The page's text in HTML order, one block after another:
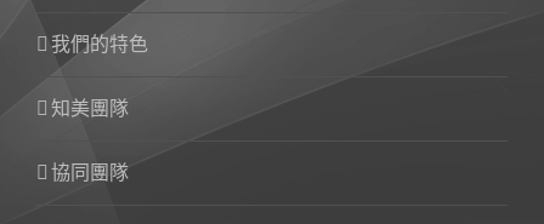
我們的特色
知美團隊
協同團隊